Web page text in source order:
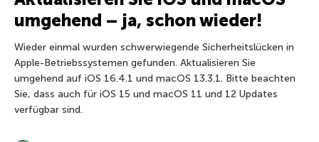
umgehend – ja, schon wieder!
Wieder einmal wurden schwerwiegende Sicherheitslücken in
Apple-Betriebssystemen gefunden. Aktualisieren Sie
umgehend auf iOS 16.4.1 und macOS 13.3.1. Bitte beachten
Sie, dass auch für iOS 15 und macOS 11 und 12 Updates
verfügbar sind.